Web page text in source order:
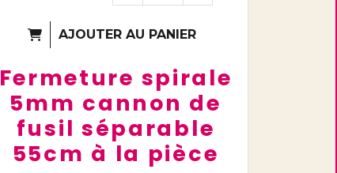
AJOUTER AU PANIER
Fermeture spirale
5mm cannon de
fusil séparable
55cm à la pièce